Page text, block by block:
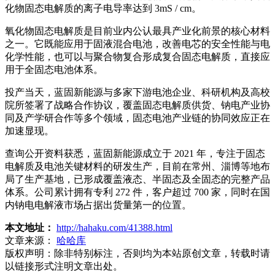
化物固态电解质的离子电导率达到 3mS / cm。
氧化物固态电解质是目前业内公认最具产业化前景的核心材料
之一。它既能应用于固液混合电池，改善电芯的安全性能与电
化学性能，也可以与聚合物复合形成复合固态电解质，直接应
用于全固态电池体系。
投产当天，蓝固新能源与多家下游电池企业、科研机构及高校
院所签署了战略合作协议，覆盖固态电解质供货、钠电产业协
同及产学研合作等多个领域，固态电池产业链的协同效应正在
加速显现。
查询公开资料获悉，蓝固新能源成立于 2021 年，专注于固态
电解质及电池关键材料的研发生产，目前在常州、淄博等地布
局了生产基地，已形成覆盖液态、半固态及全固态的完整产品
体系。公司累计拥有专利 272 件，客户超过 700 家，同时在国
内钠电电解液市场占据出货量第一的位置。
本文地址： http://hahaku.com/41388.html
文章来源：
哈哈库
版权声明： 除非特别标注，否则均为本站原创文章，转载时请
以链接形式注明文章出处。